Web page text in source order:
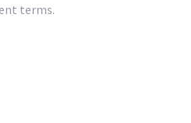
terms.